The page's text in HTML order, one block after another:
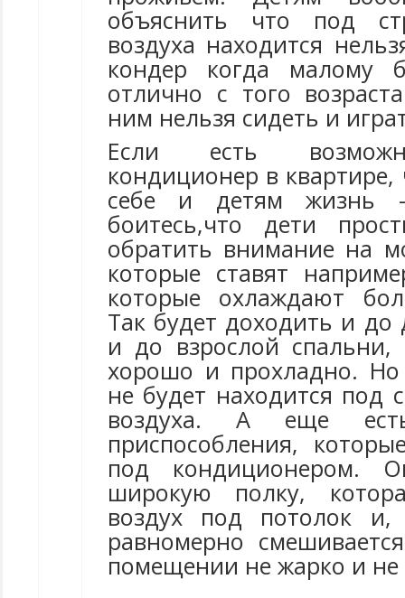
объяснить что под
воздуха находится
кондер когда
отлично с того
ним нельзя сидеть и
Если есть
кондиционер в
себе и детям жизнь -
боитесь,что дети
обратить внимание на
которые ставят
которые охлаждают
Так будет доходить и до
и до взрослой
хорошо и прохладно.
не будет находится под
воздуха. А еще
приспособления,
под кондиционером.
широкую полку,
воздух под потолок и,
равномерно
помещении не жарко и не